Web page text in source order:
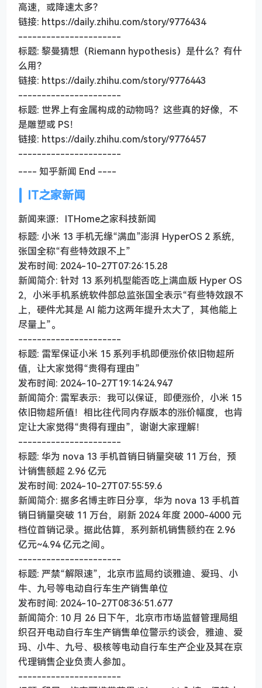
高速，或降速太多？
链接: https://daily.zhihu.com/story/9776434
----------------------
标题: 黎曼猜想（Riemann hypothesis）是什么？有什
么用？
链接: https://daily.zhihu.com/story/9776443
----------------------
标题: 世界上有金属构成的动物吗？这些真的好像，不
是雕塑或 PS！
链接: https://daily.zhihu.com/story/9776457
----------------------
---- 知乎新闻 End ----
IT之家新闻
新闻来源：ITHome之家科技新闻
标题: 小米 13 手机无缘“满血”澎湃 HyperOS 2 系统，
张国全称“有些特效跟不上”
发布时间: 2024-10-27T07:26:15.28
新闻简介: 针对 13 系列机型能否吃上满血版 Hyper OS
2，小米手机系统软件部总监张国全表示“有些特效跟不
上，硬件尤其是 AI 能力这两年提升太大了，其他能上
尽量上”。
----------------------
标题: 雷军保证小米 15 系列手机即便涨价依旧物超所
值，让大家觉得“贵得有理由”
发布时间: 2024-10-27T19:14:24.947
新闻简介: 雷军表示：我可以保证，即便涨价，小米 15
依旧物超所值！相比往代同内存版本的涨价幅度，也肯
定让大家觉得“贵得有理由”，谢谢大家理解！
----------------------
标题: 华为 nova 13 手机首销日销量突破 11 万台，预
计销售额超 2.96 亿元
发布时间: 2024-10-27T07:55:59.6
新闻简介: 据多名博主昨日分享，华为 nova 13 手机首
销日销量突破 11 万台，刷新 2024 年度 2000-4000 元
档位首销记录。据此估算，系列新机销售额约在 2.96
亿元~4.94 亿元之间。
----------------------
标题: 严禁“解限速”，北京市监局约谈雅迪、爱玛、小
牛、九号等电动自行车生产销售单位
发布时间: 2024-10-27T08:36:51.677
新闻简介: 10 月 26 日下午，北京市市场监督管理局组
织召开电动自行车生产销售单位警示约谈会，雅迪、爱
玛、小牛、九号、极核等电动自行车生产企业及其在京
代理销售企业负责人参加。
----------------------